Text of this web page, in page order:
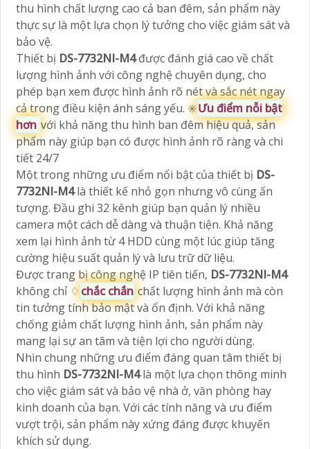
thu hình chất lượng cao cả ban đêm, sản phẩm này
thực sự là một lựa chọn lý tưởng cho việc giám sát và
bảo vệ.
Thiết bị DS-7732NI-M4được đánh giá cao về chất
lượng hình ảnh với công nghệ chuyên dụng, cho
phép bạn xem được hình ảnh rõ nét và sắc nét ngay
cả trong điều kiện ánh sáng yếu. ✳️Ưu điểm nỗi bật
hơn với khả năng thu hình ban đêm hiệu quả, sản
phẩm này giúp bạn có được hình ảnh rõ ràng và chi
tiết 24/7
Một trong những ưu điểm nổi bật của thiết bị DS-
7732NI-M4là thiết kế nhỏ gọn nhưng vô cùng ấn
tượng. Đầu ghi 32 kênh giúp bạn quản lý nhiều
camera một cách dễ dàng và thuận tiện. Khả năng
xem lại hình ảnh từ 4 HDD cùng một lúc giúp tăng
cường hiệu suất quản lý và lưu trữ dữ liệu.
Được trang bị công nghệ IP tiên tiến, DS-7732NI-M4
không chỉ ♢ chắc chắn chất lượng hình ảnh mà còn
tin tưởng tính bảo mật và ổn định. Với khả năng
chống giảm chất lượng hình ảnh, sản phẩm này
mang lại sự an tâm và tiện lợi cho người dùng.
Nhìn chung những ưu điểm đáng quan tâm thiết bị
thu hình DS-7732NI-M4là một lựa chọn thông minh
cho việc giám sát và bảo vệ nhà ở, văn phòng hay
kinh doanh của bạn. Với các tính năng và ưu điểm
vượt trội, sản phẩm này xứng đáng được khuyến
khích sử dụng.